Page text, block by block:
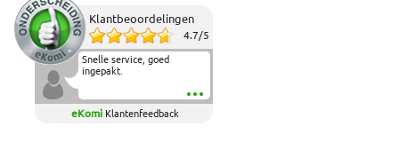
Klantbeoordelingen
4.7/5
Snelle service, goed
ingepakt.
eKomi Klantenfeedback